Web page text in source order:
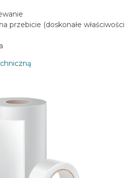
przebicie (doskonałe właściwości